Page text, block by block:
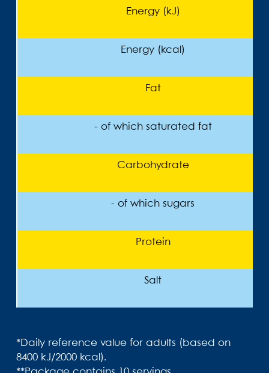
Energy (kJ)
Energy (kcal)
Fat
- of which saturated fat
Carbohydrate
- of which sugars
Protein
Salt
*Daily reference value for adults (based on
8400 kJ/2000 kcal).